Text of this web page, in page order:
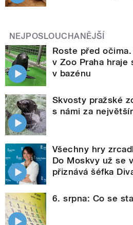
NEJPOSLOUCHANĚJŠÍ
Roste před
v Zoo Praha hraje
v bazénu
Skvosty pražské
s námi za
Všechny hry
Do Moskvy už se
přiznává šéfka
6. srpna: Co se